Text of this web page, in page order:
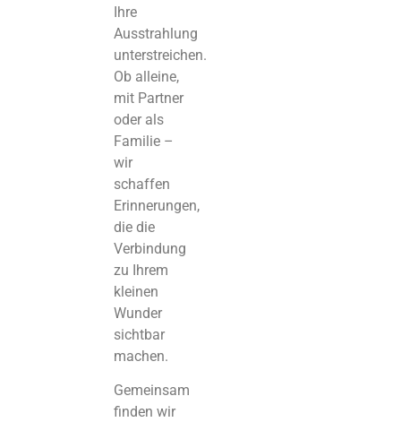
Ihre
Ausstrahlung
unterstreichen.
Ob alleine,
mit Partner
oder als
Familie –
wir
schaffen
Erinnerungen,
die die
Verbindung
zu Ihrem
kleinen
Wunder
sichtbar
machen.
Gemeinsam
finden wir